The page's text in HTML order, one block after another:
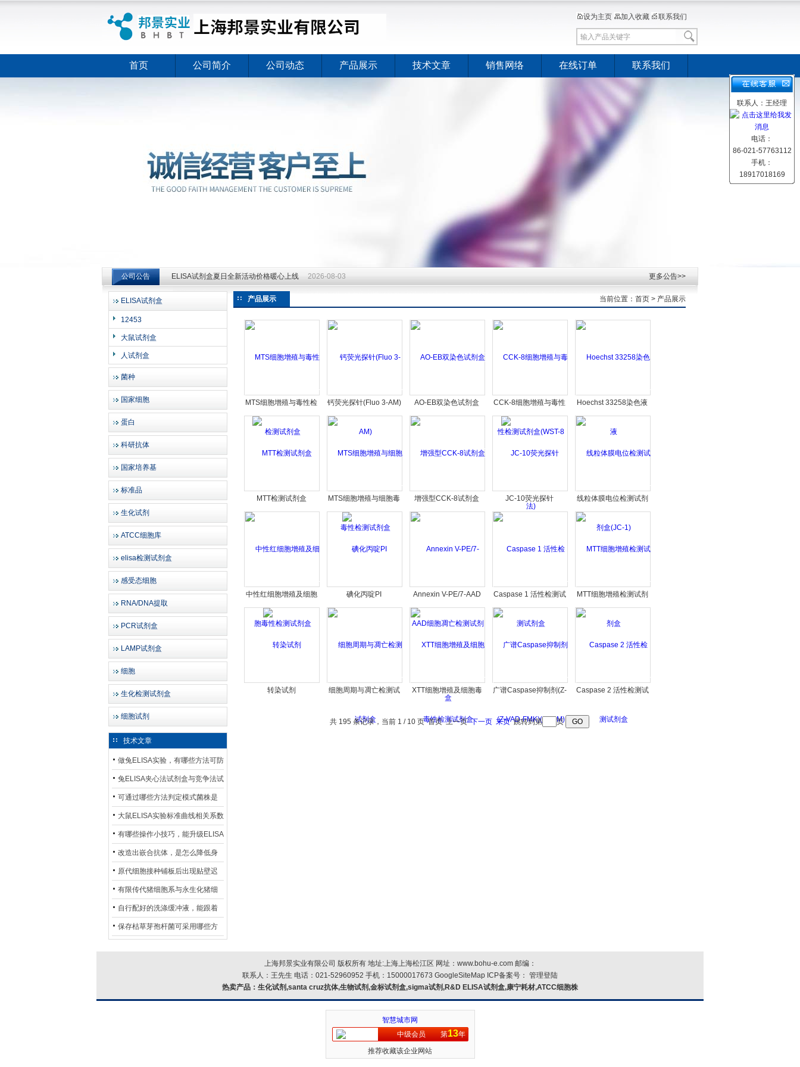
上海邦景实业有限公司
设为主页 加入收藏 联系我们
首页 公司简介 公司动态 产品展示 技术文章 销售网络 在线订单 联系我们
公司公告
ELISA试剂盒夏日全新活动价格暖心上线
更多公告>>
ELISA试剂盒
12453
大鼠试剂盒
人试剂盒
菌种
国家细胞
蛋白
科研抗体
国家培养基
标准品
生化试剂
ATCC细胞库
elisa检测试剂盒
感受态细胞
RNA/DNA提取
PCR试剂盒
LAMP试剂盒
细胞
生化检测试剂盒
细胞试剂
技术文章
做兔ELISA实验，有哪些方法可防
止平台效应发生？
兔ELISA夹心法试剂盒与竞争法试
剂盒，适用检测场景存在哪些差
异？
可通过哪些方法判定模式菌株是
否存在杂菌污染？
大鼠ELISA实验标准曲线相关系数
偏低，可从哪些维度开展问题排
查？
有哪些操作小技巧，能升级ELISA
的LOD与LOQ性能？
改造出嵌合抗体，是怎么降低身
体生成抗鼠抗体（HAMA）的？
原代细胞接种铺板后出现贴壁迟
缓、悬浮细胞数量偏多的现象的
主要诱因
有限传代猪细胞系与永生化猪细
胞系，二者在增殖存活周期上有
什么区别？
自行配好的洗涤缓冲液，能跟着
试剂盒原装干粉放一处储存吗？
保存枯草芽孢杆菌可采用哪些方
产品展示 当前位置： 首页 > 产品展示
MTS细胞增殖与毒性检
测试剂盒
钙荧光探针(Fluo 3-AM) AO-EB双染色试剂盒
CCK-8细胞增殖与毒性
检测试剂盒(WST-8法)
Hoechst 33258染色液
MTT检测试剂盒
MTS细胞增殖与细胞毒
性检测试剂盒
增强型CCK-8试剂盒 JC-10荧光探针
线粒体膜电位检测试剂
盒(JC-1)
中性红细胞增殖及细胞
毒性检测试剂盒
碘化丙啶PI
Annexin V-PE/7-AAD
细胞凋亡检测试剂盒
Caspase 1 活性检测试
剂盒
MTT细胞增殖检测试剂
盒
转染试剂
细胞周期与凋亡检测试
XTT细胞增殖及细胞毒
广谱Caspase抑制剂(Z-
Caspase 2 活性检测试
共 195 条记录，当前 1 / 10 页 首页 上一页下一页 末页跳转到第 页
上海邦景实业有限公司 版权所有 地址:上海上海松江区 网址： www.bohu-e.com邮编：
联系人：王先生 电话：021-52960952 手机：15000017673 GoogleSiteMap ICP备案号： 管理登陆
热卖产品： 生化试剂,santa cruz抗体,生物试剂,金标试剂盒,sigma试剂,R&D ELISA试剂盒,康宁耗材,ATCC细胞株
联系人：王经理
电话：
86-021-57763112
手机：
18917018169
智慧城市网
中级会员
第13年
推荐收藏该企业网站